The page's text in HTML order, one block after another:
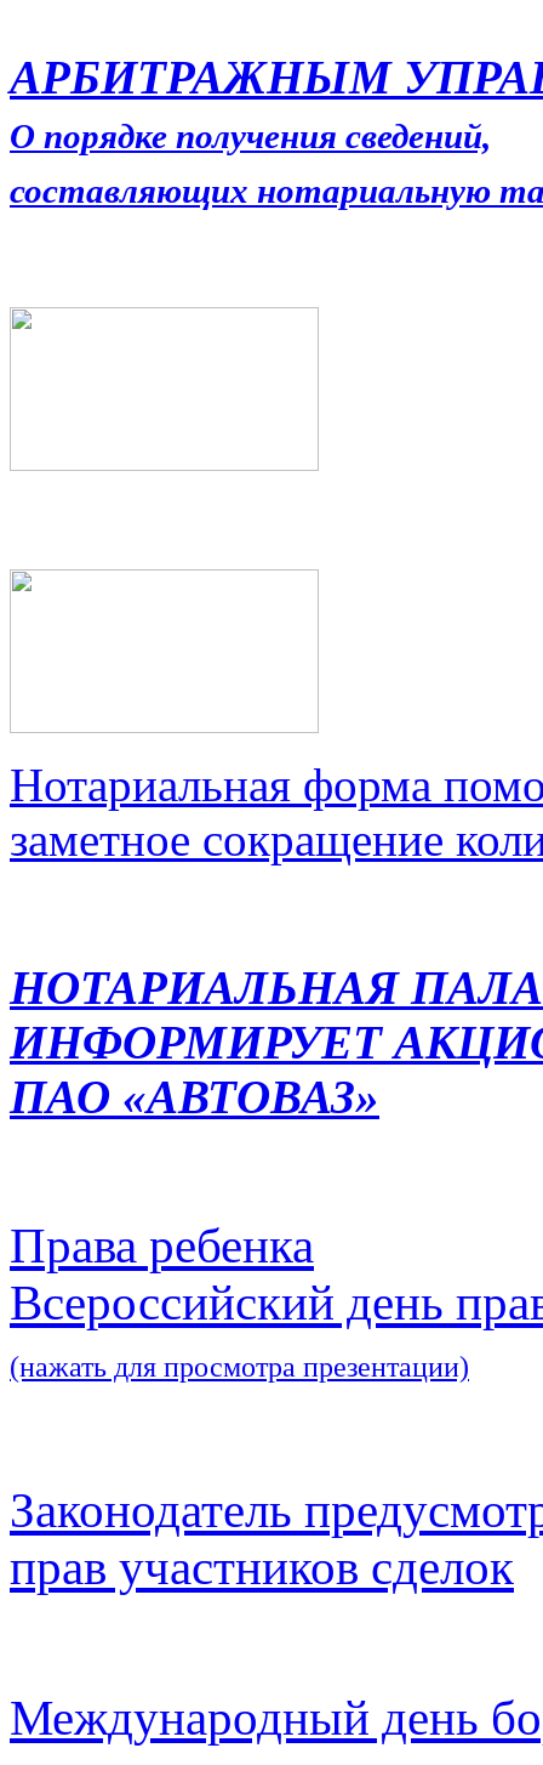
АРБИТРАЖНЫМ
О порядке получения сведений,
составляющих нотариальную
Нотариальная форма
заметное сокращение
НОТАРИАЛЬНАЯ
ИНФОРМИРУЕТ
ПАО «АВТОВАЗ»
Права ребенка
Всероссийский день
(нажать для просмотра презентации)
Законодатель
прав участников сделок
Международный день